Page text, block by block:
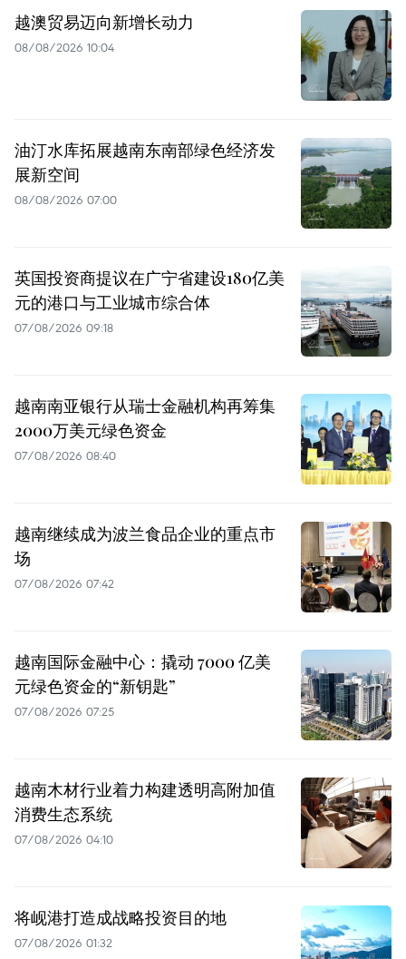
越澳贸易迈向新增长动力
08/08/2026 10:04
油汀水库拓展越南东南部绿色经济发
展新空间
08/08/2026 07:00
英国投资商提议在广宁省建设180亿美
元的港口与工业城市综合体
07/08/2026 09:18
越南南亚银行从瑞士金融机构再筹集
2000万美元绿色资金
07/08/2026 08:40
越南继续成为波兰食品企业的重点市
场
07/08/2026 07:42
越南国际金融中心：撬动 7000 亿美
元绿色资金的“新钥匙”
07/08/2026 07:25
越南木材行业着力构建透明高附加值
消费生态系统
07/08/2026 04:10
将岘港打造成战略投资目的地
07/08/2026 01:32